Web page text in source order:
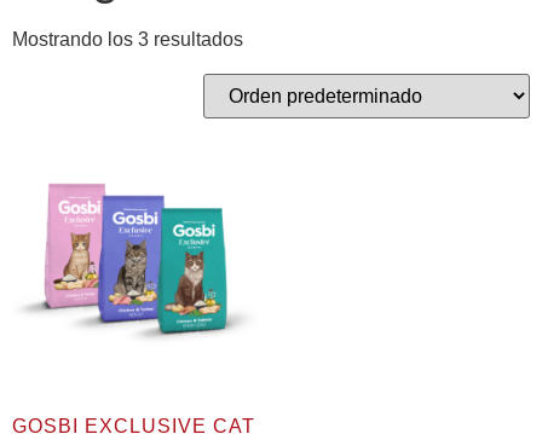
Mostrando los 3 resultados
GOSBI EXCLUSIVE CAT